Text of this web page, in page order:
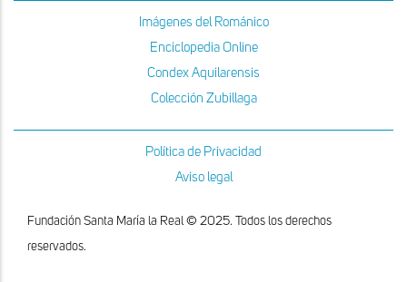
Imágenes del Románico
Enciclopedia Online
Condex Aquilarensis
Colección Zubillaga
Política de Privacidad
Aviso legal
Fundación Santa María la Real © 2025. Todos los derechos
reservados.